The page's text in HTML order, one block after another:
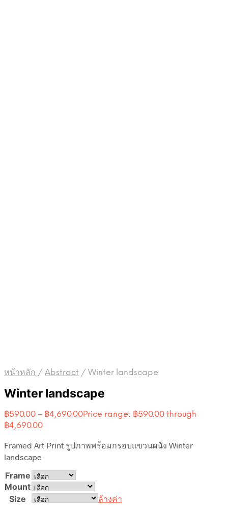
หน้าหลัก / Abstract / Winter landscape
Winter landscape
฿590.00 – ฿4,690.00Price range: ฿590.00 through
฿4,690.00
Framed Art Print รูปภาพพร้อมกรอบแขวนผนัง Winter
landscape
Frame
Mount
Size
ล้างค่า